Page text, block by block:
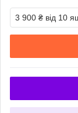
3 900 ₴ від 10